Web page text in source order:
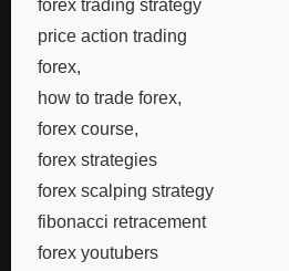
forex trading strategy
price action trading
forex,
how to trade forex,
forex course,
forex strategies
forex scalping strategy
fibonacci retracement
forex youtubers